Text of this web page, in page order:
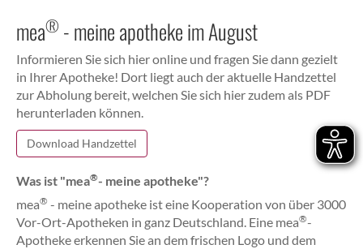
mea® - meine apotheke im August
Informieren Sie sich hier online und fragen Sie dann gezielt
in Ihrer Apotheke! Dort liegt auch der aktuelle Handzettel
zur Abholung bereit, welchen Sie sich hier zudem als PDF
herunterladen können.
Download Handzettel
Was ist "mea®- meine apotheke"?
mea® - meine apotheke ist eine Kooperation von über 3000
Vor-Ort-Apotheken in ganz Deutschland. Eine mea®-
Apotheke erkennen Sie an dem frischen Logo und dem